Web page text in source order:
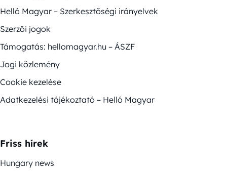
Helló Magyar – Szerkesztőségi irányelvek
Szerzői jogok
Támogatás: hellomagyar.hu – ÁSZF
Jogi közlemény
Cookie kezelése
Adatkezelési tájékoztató – Helló Magyar
Friss hírek
Hungary news